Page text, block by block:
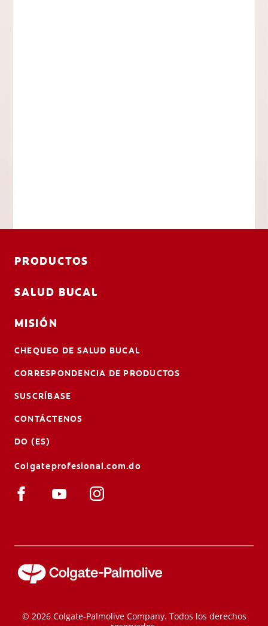
PRODUCTOS
SALUD BUCAL
MISIÓN
CHEQUEO DE SALUD BUCAL
CORRESPONDENCIA DE PRODUCTOS
SUSCRÍBASE
CONTÁCTENOS
DO (ES)
Colgateprofesional.com.do
© 2026 Colgate-Palmolive Company. Todos los derechos